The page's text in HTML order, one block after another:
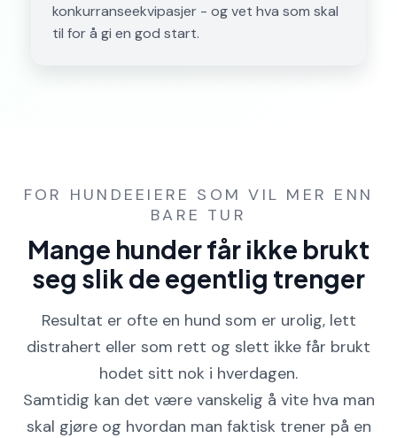
konkurranseekvipasjer - og vet hva som skal
til for å gi en god start.
FOR HUNDEEIERE SOM VIL MER ENN
BARE TUR
Mange hunder får ikke brukt
seg slik de egentlig trenger
Resultat er ofte en hund som er urolig, lett
distrahert eller som rett og slett ikke får brukt
hodet sitt nok i hverdagen.
Samtidig kan det være vanskelig å vite hva man
skal gjøre og hvordan man faktisk trener på en